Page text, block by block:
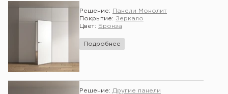
Решение:
Панели Монолит
Покрытие: Зеркало
Цвет:
Бронза
Подробнее
Решение: Другие панели